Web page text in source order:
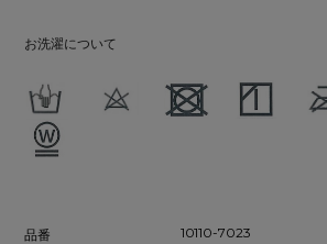
お洗濯について
品番
10110-7023